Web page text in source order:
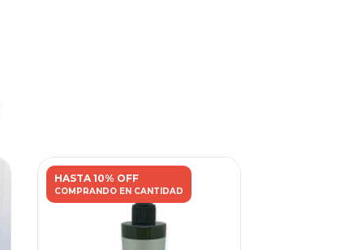
HASTA 10% OFF
COMPRANDO EN CANTIDAD